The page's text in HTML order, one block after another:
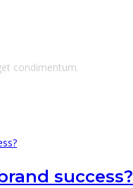
condimentum.
success?